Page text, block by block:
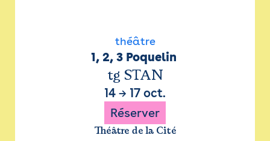
théâtre
1, 2, 3 Poquelin
tg STAN
14 → 17 oct.
Réserver
Théâtre de la Cité